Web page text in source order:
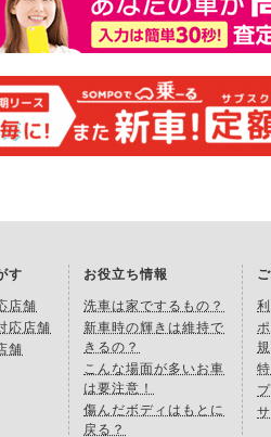
す
店舗
応店舗
舗
お役立ち情報
洗車は家でするもの？
新車時の輝きは維持で
きるの？
こんな場面が多いお車
は要注意！
傷んだボディはもとに
戻る？